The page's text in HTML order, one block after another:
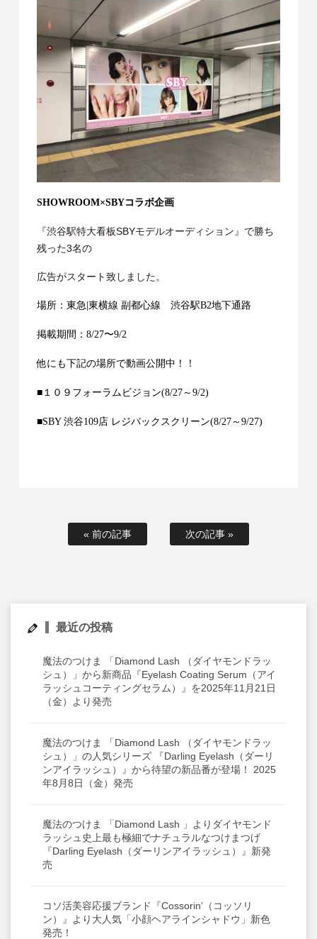
SHOWROOM×SBYコラボ企画
『渋谷駅特大看板SBYモデルオーディション』で勝ち
残った3名の
広告がスタート致しました。
場所：東急 東横線 副都心線 渋谷駅B2地下通路
掲載期間： 8/27〜9/2
他にも下記の場所で動画公開中！！
■１０９フォーラムビジョン(8/27～ 9/2)
■SBY 渋谷109店 レジバックスクリーン(8/27～ 9/27)
« 前の記事 次の記事 »
最近の投稿
魔法のつけま 「Diamond Lash （ダイヤモンドラッ
シュ）」から新商品『Eyelash Coating Serum（アイ
ラッシュコーティングセラム）』を2025年11月21日
（金）より発売
魔法のつけま 「Diamond Lash （ダイヤモンドラッ
シュ）」の人気シリーズ 『Darling Eyelash（ダーリ
ンアイラッシュ）』から待望の新品番が登場！ 2025
年8月8日（金）発売
魔法のつけま 「Diamond Lash 」よりダイヤモンド
ラッシュ史上最も極細でナチュラルなつけまつげ
『Darling Eyelash（ダーリンアイラッシュ）』新発
売
コソ活美容応援ブランド『Cossorin’（コッソリ
ン）』より大人気「小顔ヘアラインシャドウ」新色
発売！